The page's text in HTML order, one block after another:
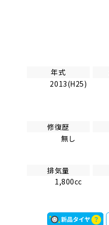
年式
2013(H25)
修復歴
無し
排気量
1,800cc